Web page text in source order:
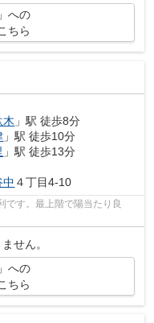
への
ちら
木 」駅 徒歩8分
」駅 徒歩10分
」駅 徒歩13分
中 ４丁目4-10
す。最上階で陽当たり良
せん。
への
ちら